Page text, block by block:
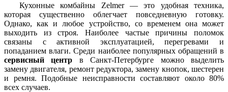
Кухонные комбайны Zelmer — это удобная техника,
которая существенно облегчает повседневную готовку.
Однако, как и любое устройство, со временем она может
выходить из строя. Наиболее частые причины поломок
связаны с активной эксплуатацией, перегревами и
попаданием влаги. Среди наиболее популярных обращений в
сервисный центр в Санкт-Петербурге можно выделить
замену двигателя, ремонт редуктора, замену кнопок, шестерен
и ремня. Подобные неисправности составляют около 80%
всех случаев.